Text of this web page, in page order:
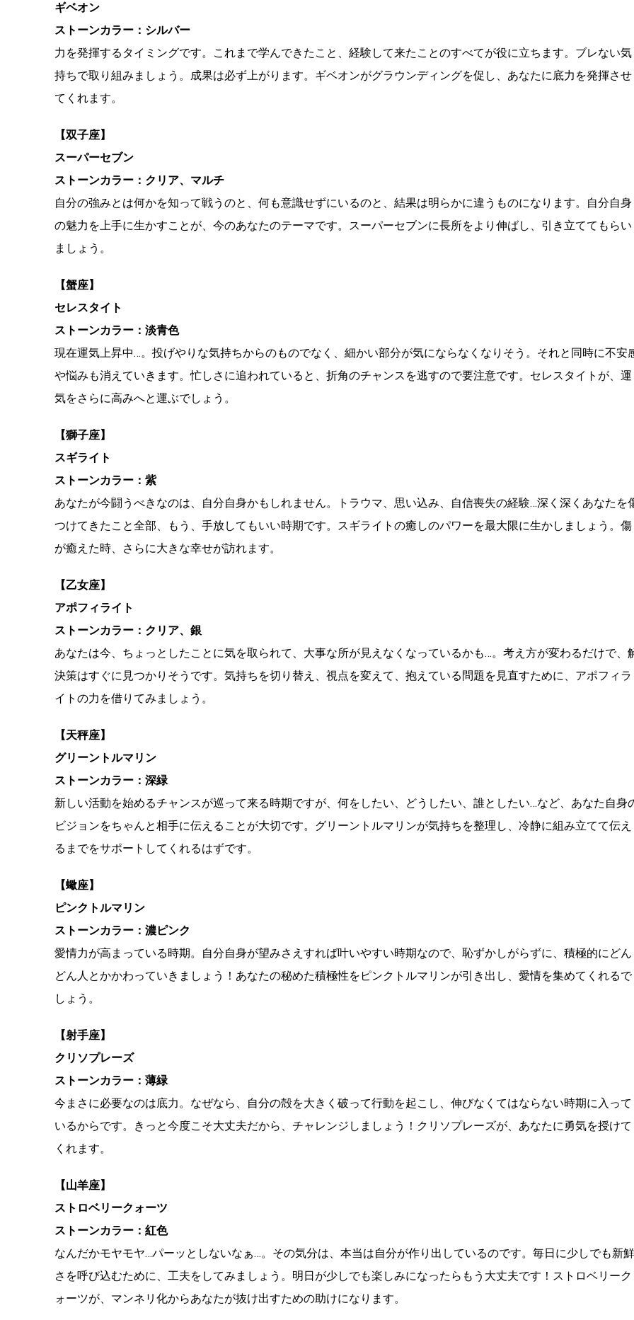
ギベオン
ストーンカラー：シルバー
力を発揮するタイミングです。これまで学んできたこと、経験して来たことのすべてが役に立ちます。ブレない気
持ちで取り組みましょう。成果は必ず上がります。ギベオンがグラウンディングを促し、あなたに底力を発揮させ
てくれます。
【双子座】
スーパーセブン
ストーンカラー：クリア、マルチ
自分の強みとは何かを知って戦うのと、何も意識せずにいるのと、結果は明らかに違うものになります。自分自身
の魅力を上手に生かすことが、今のあなたのテーマです。スーパーセブンに長所をより伸ばし、引き立ててもらい
ましょう。
【蟹座】
セレスタイト
ストーンカラー：淡青色
現在運気上昇中…。投げやりな気持ちからのものでなく、細かい部分が気にならなくなりそう。それと同時に不安
や悩みも消えていきます。忙しさに追われていると、折角のチャンスを逃すので要注意です。セレスタイトが、運
気をさらに高みへと運ぶでしょう。
【獅子座】
スギライト
ストーンカラー：紫
あなたが今闘うべきなのは、自分自身かもしれません。トラウマ、思い込み、自信喪失の経験…深く深くあなたを
つけてきたこと全部、もう、手放してもいい時期です。スギライトの癒しのパワーを最大限に生かしましょう。傷
が癒えた時、さらに大きな幸せが訪れます。
【乙女座】
アポフィライト
ストーンカラー：クリア、銀
あなたは今、ちょっとしたことに気を取られて、大事な所が見えなくなっているかも…。考え方が変わるだけで、
決策はすぐに見つかりそうです。気持ちを切り替え、視点を変えて、抱えている問題を見直すために、アポフィラ
イトの力を借りてみましょう。
【天秤座】
グリーントルマリン
ストーンカラー：深緑
新しい活動を始めるチャンスが巡って来る時期ですが、何をしたい、どうしたい、誰としたい…など、あなた自身
ビジョンをちゃんと相手に伝えることが大切です。グリーントルマリンが気持ちを整理し、冷静に組み立てて伝え
るまでをサポートしてくれるはずです。
【蠍座】
ピンクトルマリン
ストーンカラー：濃ピンク
愛情力が高まっている時期。自分自身が望みさえすれば叶いやすい時期なので、恥ずかしがらずに、積極的にどん
どん人とかかわっていきましょう！あなたの秘めた積極性をピンクトルマリンが引き出し、愛情を集めてくれるで
しょう。
【射手座】
クリソプレーズ
ストーンカラー：薄緑
今まさに必要なのは底力。なぜなら、自分の殻を大きく破って行動を起こし、伸びなくてはならない時期に入って
いるからです。きっと今度こそ大丈夫だから、チャレンジしましょう！クリソプレーズが、あなたに勇気を授けて
くれます。
【山羊座】
ストロベリークォーツ
ストーンカラー：紅色
なんだかモヤモヤ…パーッとしないなぁ…。その気分は、本当は自分が作り出しているのです。毎日に少しでも新鮮
さを呼び込むために、工夫をしてみましょう。明日が少しでも楽しみになったらもう大丈夫です！ストロベリーク
ォーツが、マンネリ化からあなたが抜け出すための助けになります。